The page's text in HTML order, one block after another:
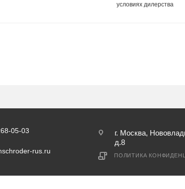
условиях дилерства
05-03
rus.ru
г. Москва,
д.8
ПОЛИТИКА